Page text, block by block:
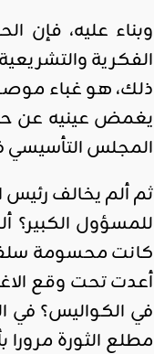
وبناء عليه، فإن
الفكرية
ذلك، هو غباء
يغمض عينيه عن
المجلس التأسيسي في 2011 مرورا بالانتخابات التشريعية والرئاسية في 2014 ووصولا إلى الانتخابات
ثم ألم يخالف رئيس
للمسؤول الكبير؟
كانت محسومة
أعدت تحت وقع
في الكواليس؟ في
مطلع الثورة مرورا